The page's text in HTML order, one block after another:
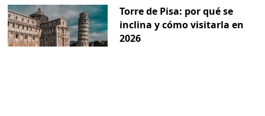
Torre de Pisa: por qué se
inclina y cómo visitarla en
2026